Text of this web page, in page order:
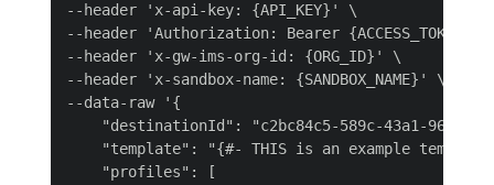
--header 'x-api-key: {API_KEY}' \
--header 'Authorization: Bearer {ACCESS_TOKEN}'
--header 'x-gw-ims-org-id: {ORG_ID}' \
--header 'x-sandbox-name: {SANDBOX_NAME}' \
--data-raw '{
"destinationId": "c2bc84c5-589c-43a1-96ea-
"template": "{#- THIS is an example
    "profiles": [